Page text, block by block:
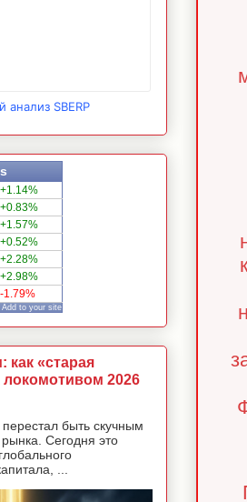
анализ SBERP
+1.14%
+0.83%
+1.57%
+0.52%
+2.28%
+2.98%
-1.79%
Add to your site
как «старая
локомотивом 2026
быть скучным
Сегодня это
...